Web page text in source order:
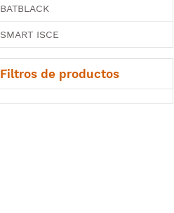
BATBLACK
SMART ISCE
Filtros de productos